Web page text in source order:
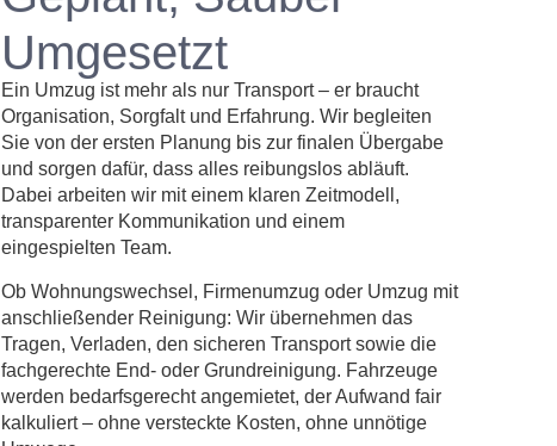
Umgesetzt
Ein Umzug ist mehr als nur Transport – er braucht
Organisation, Sorgfalt und Erfahrung. Wir begleiten
Sie von der ersten Planung bis zur finalen Übergabe
und sorgen dafür, dass alles reibungslos abläuft.
Dabei arbeiten wir mit einem klaren Zeitmodell,
transparenter Kommunikation und einem
eingespielten Team.
Ob Wohnungswechsel, Firmenumzug oder Umzug mit
anschließender Reinigung: Wir übernehmen das
Tragen, Verladen, den sicheren Transport sowie die
fachgerechte End- oder Grundreinigung. Fahrzeuge
werden bedarfsgerecht angemietet, der Aufwand fair
kalkuliert – ohne versteckte Kosten, ohne unnötige